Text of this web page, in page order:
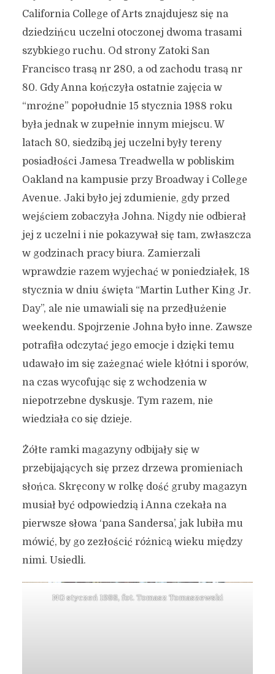
2026-05-10
California College of Arts znajdujesz się na
dziedzińcu uczelni otoczonej dwoma trasami
szybkiego ruchu. Od strony Zatoki San
Francisco trasą nr 280, a od zachodu trasą nr
80. Gdy Anna kończyła ostatnie zajęcia w
“mroźne” popołudnie 15 stycznia 1988 roku
była jednak w zupełnie innym miejscu. W
latach 80, siedzibą jej uczelni były tereny
posiadłości Jamesa Treadwella w pobliskim
Oakland na kampusie przy Broadway i College
Avenue. Jaki było jej zdumienie, gdy przed
wejściem zobaczyła Johna. Nigdy nie odbierał
jej z uczelni i nie pokazywał się tam, zwłaszcza
w godzinach pracy biura. Zamierzali
wprawdzie razem wyjechać w poniedziałek, 18
stycznia w dniu święta “Martin Luther King Jr.
Day”, ale nie umawiali się na przedłużenie
weekendu. Spojrzenie Johna było inne. Zawsze
potrafiła odczytać jego emocje i dzięki temu
udawało im się zażegnać wiele kłótni i sporów,
na czas wycofując się z wchodzenia w
niepotrzebne dyskusje. Tym razem, nie
wiedziała co się dzieje.
Żółte ramki magazyny odbijały się w
przebijających się przez drzewa promieniach
słońca. Skręcony w rolkę dość gruby magazyn
musiał być odpowiedzią i Anna czekała na
pierwsze słowa ‘pana Sandersa’, jak lubiła mu
mówić, by go zezłościć różnicą wieku między
nimi. Usiedli.
NG styczeń 1988, fot. Tomasz Tomaszewski